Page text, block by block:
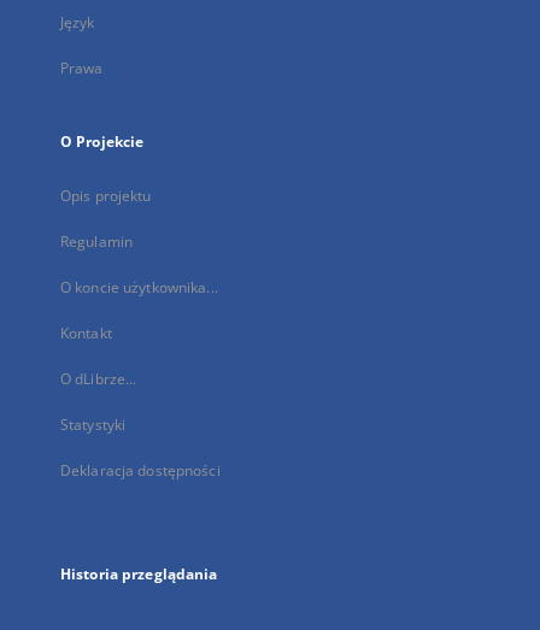
Język
Prawa
O Projekcie
Opis projektu
Regulamin
O koncie użytkownika...
Kontakt
O dLibrze...
Statystyki
Deklaracja dostępności
Historia przeglądania